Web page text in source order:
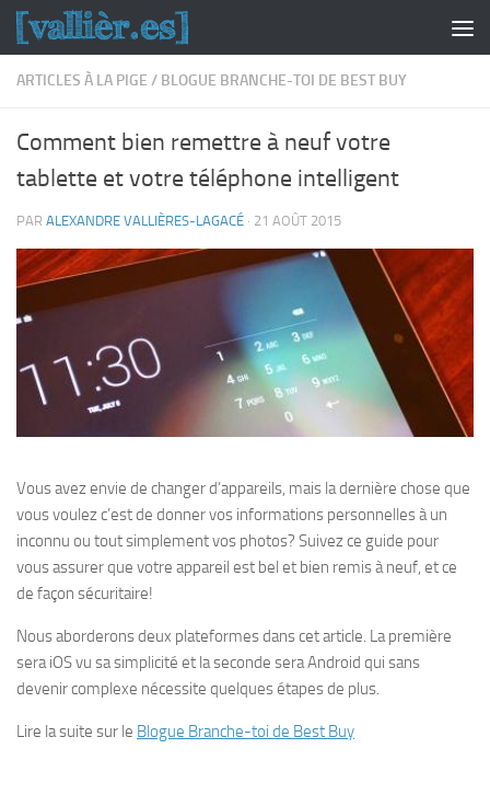
Skip to content
ARTICLES À LA PIGE / BLOGUE BRANCHE-TOI DE BEST BUY
Comment bien remettre à neuf votre
tablette et votre téléphone intelligent
PAR ALEXANDRE VALLIÈRES-LAGACÉ · 21 AOÛT 2015
Vous avez envie de changer d’appareils, mais la dernière chose que
vous voulez c’est de donner vos informations personnelles à un
inconnu ou tout simplement vos photos? Suivez ce guide pour
vous assurer que votre appareil est bel et bien remis à neuf, et ce
de façon sécuritaire!
Nous aborderons deux plateformes dans cet article. La première
sera iOS vu sa simplicité et la seconde sera Android qui sans
devenir complexe nécessite quelques étapes de plus.
Lire la suite sur le Blogue Branche-toi de Best Buy